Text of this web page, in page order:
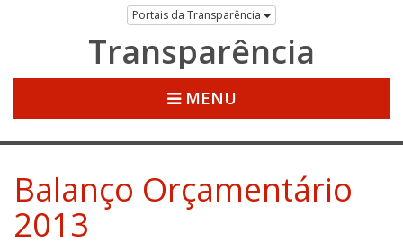
Portais da Transparência
Transparência
MENU
Balanço Orçamentário
2013